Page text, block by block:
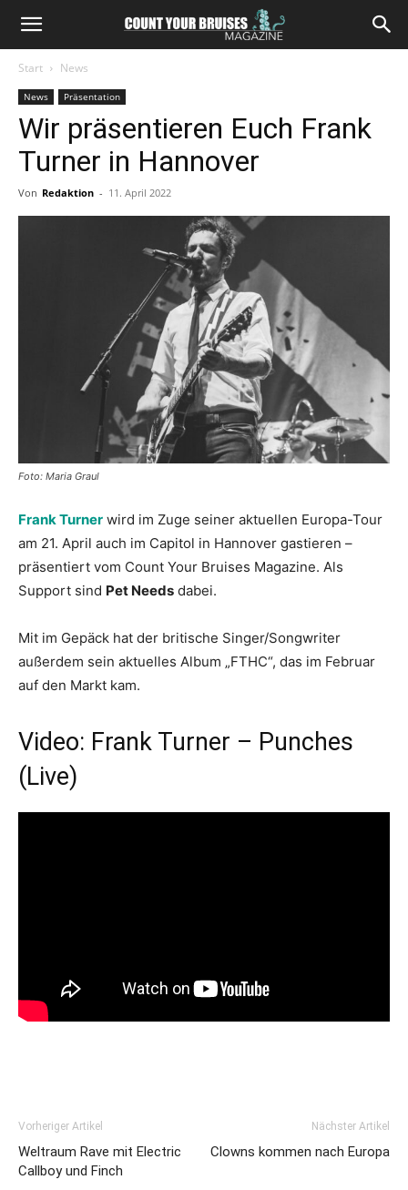
Start News
News Präsentation
Wir präsentieren Euch Frank
Turner in Hannover
Von Redaktion - 11. April 2022
Foto: Maria Graul
Frank Turner wird im Zuge seiner aktuellen Europa-Tour
am 21. April auch im Capitol in Hannover gastieren –
präsentiert vom Count Your Bruises Magazine. Als
Support sind Pet Needs dabei.
Mit im Gepäck hat der britische Singer/Songwriter
außerdem sein aktuelles Album „FTHC“, das im Februar
auf den Markt kam.
Video: Frank Turner – Punches
(Live)
Vorheriger Artikel
Weltraum Rave mit Electric
Callboy und Finch
Nächster Artikel
Clowns kommen nach Europa